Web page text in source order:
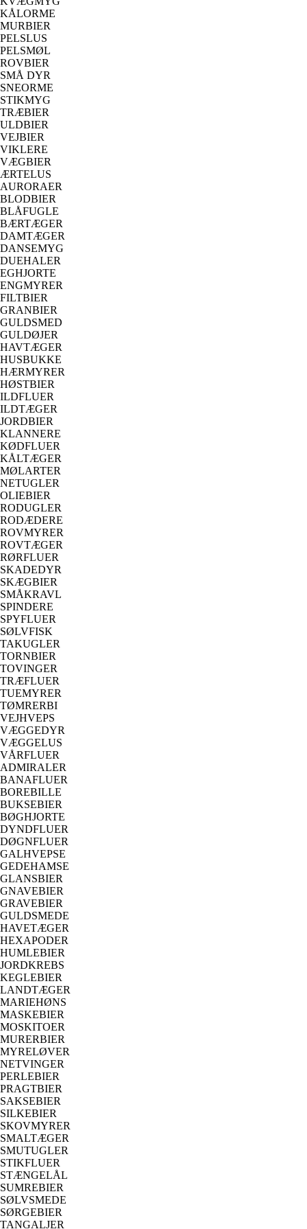
KÅLORME
MURBIER
PELSLUS
PELSMØL
ROVBIER
SMÅ DYR
SNEORME
STIKMYG
TRÆBIER
ULDBIER
VEJBIER
VIKLERE
VÆGBIER
ÆRTELUS
AURORAER
BLODBIER
BLÅFUGLE
BÆRTÆGER
DAMTÆGER
DANSEMYG
DUEHALER
EGHJORTE
ENGMYRER
FILTBIER
GRANBIER
GULDSMED
GULDØJER
HAVTÆGER
HUSBUKKE
HÆRMYRER
HØSTBIER
ILDFLUER
ILDTÆGER
JORDBIER
KLANNERE
KØDFLUER
KÅLTÆGER
MØLARTER
NETUGLER
OLIEBIER
RODUGLER
RODÆDERE
ROVMYRER
ROVTÆGER
RØRFLUER
SKADEDYR
SKÆGBIER
SMÅKRAVL
SPINDERE
SPYFLUER
SØLVFISK
TAKUGLER
TORNBIER
TOVINGER
TRÆFLUER
TUEMYRER
TØMRERBI
VEJHVEPS
VÆGGEDYR
VÆGGELUS
VÅRFLUER
ADMIRALER
BANAFLUER
BOREBILLE
BUKSEBIER
BØGHJORTE
DYNDFLUER
DØGNFLUER
GALHVEPSE
GEDEHAMSE
GLANSBIER
GNAVEBIER
GRAVEBIER
GULDSMEDE
HAVETÆGER
HEXAPODER
HUMLEBIER
JORDKREBS
KEGLEBIER
LANDTÆGER
MARIEHØNS
MASKEBIER
MOSKITOER
MURERBIER
MYRELØVER
NETVINGER
PERLEBIER
PRAGTBIER
SAKSEBIER
SILKEBIER
SKOVMYRER
SMALTÆGER
SMUTUGLER
STIKFLUER
STÆNGELÅL
SUMREBIER
SØLVSMEDE
SØRGEBIER
TANGALJER